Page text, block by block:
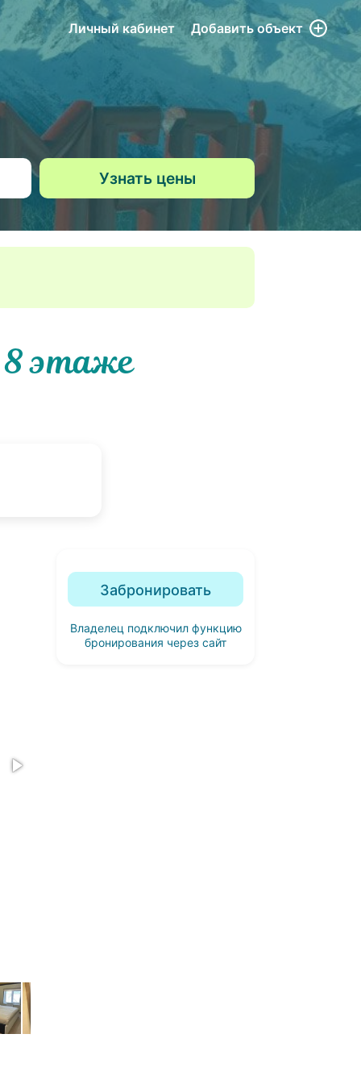
Личный кабинет Добавитьобъект
этаже
Забронировать
Владелец подключил функцию
бронирования через сайт